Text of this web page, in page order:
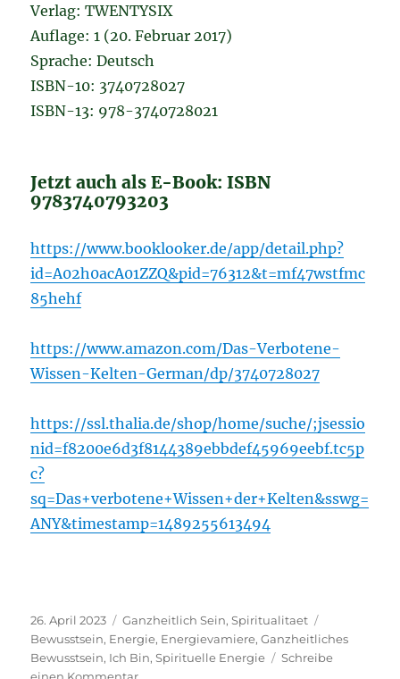
Verlag: TWENTYSIX
Auflage: 1 (20. Februar 2017)
Sprache: Deutsch
ISBN-10: 3740728027
ISBN-13: 978-3740728021
Jetzt auch als E-Book: ISBN
9783740793203
https://www.booklooker.de/app/detail.php?
id=A02h0acA01ZZQ&pid=76312&t=mf47wstfmc
85hehf
https://www.amazon.com/Das-Verbotene-
Wissen-Kelten-German/dp/3740728027
https://ssl.thalia.de/shop/home/suche/;jsessio
nid=f8200e6d3f8144389ebbdef45969eebf.tc5p
c?
sq=Das+verbotene+Wissen+der+Kelten&sswg=
ANY&timestamp=1489255613494
Veröffentlicht
am
26. April 2023 Kategorien
Ganzheitlich Sein,Spiritualitaet
Bewusstsein, Energie, Energievamiere,Ganzheitliches
Bewusstsein, Ich Bin,Spirituelle Energie
Schreibe
einen Kommentarzu